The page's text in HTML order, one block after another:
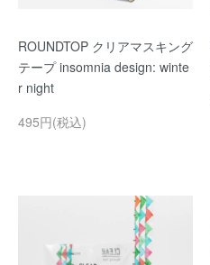
ROUNDTOP クリアマスキング
テープ insomnia design: winte
r night
495円(税込)